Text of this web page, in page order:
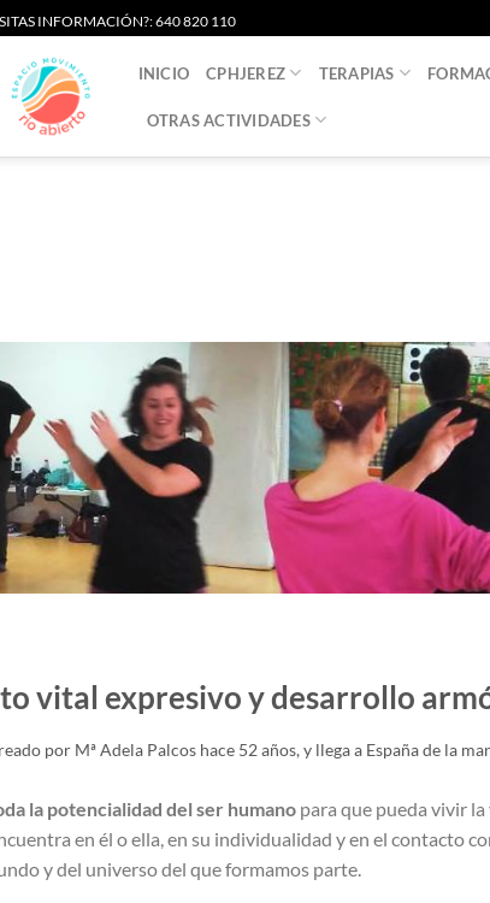
INFORMACIÓN?: 640 820 110
INICIO CPHJEREZ TERAPIAS
OTRAS ACTIVIDADES
vital expresivo y desarrollo
por Mª Adela Palcos hace 52 años, y llega a España de la
la potencialidad del ser humano para que pueda vivir la
en él o ella, en su individualidad y en el contacto
y del universo del que formamos parte.